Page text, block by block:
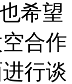
希望
合作
行谈